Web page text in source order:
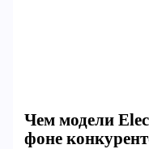
Чем модели
фоне